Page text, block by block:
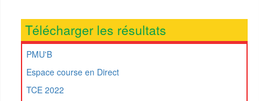
Télécharger les résultats
PMU'B
Espace course en Direct
TCE 2022